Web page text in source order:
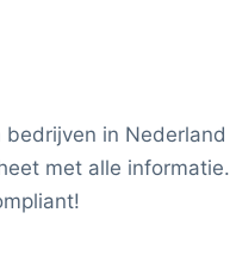
in Nederland
met alle informatie.